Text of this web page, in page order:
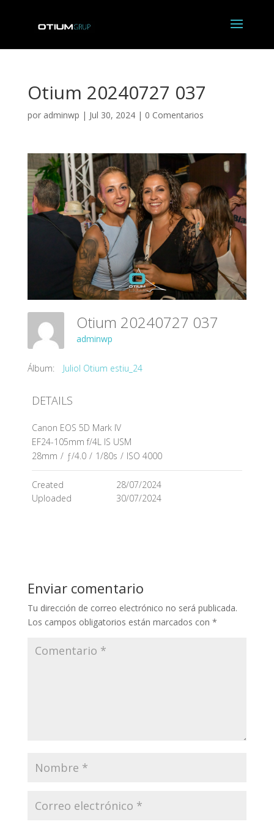
Otium 20240727 037
por adminwp | Jul 30, 2024| 0 Comentarios
Otium 20240727 037
adminwp
Álbum: Juliol Otium estiu_24
DETAILS
Canon EOS 5D Mark IV
EF24-105mm f/4L IS USM
28mm / ƒ/4.0 / 1/80s / ISO 4000
Created
28/07/2024
Uploaded
30/07/2024
Enviar comentario
Tu dirección de correo electrónico no será publicada.
Los campos obligatorios están marcados con *